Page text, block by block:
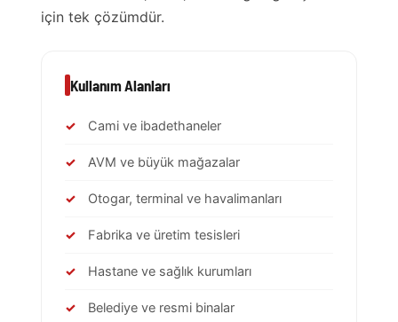
için tek çözümdür.
Kullanım Alanları
Cami ve ibadethaneler
AVM ve büyük mağazalar
Otogar, terminal ve havalimanları
Fabrika ve üretim tesisleri
Hastane ve sağlık kurumları
Belediye ve resmi binalar